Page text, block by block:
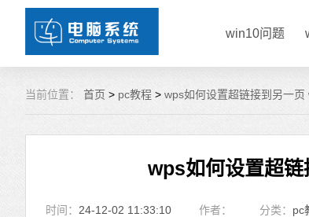
win10问题
当前位置： 首页 > pc教程 > wps如何设置超链接到另一
wps如何设置超
时间： 24-12-02 11:33:10 作者： 分类： pc